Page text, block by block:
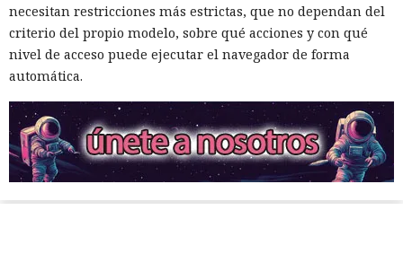
necesitan restricciones más estrictas, que no dependan del
criterio del propio modelo, sobre qué acciones y con qué
nivel de acceso puede ejecutar el navegador de forma
automática.